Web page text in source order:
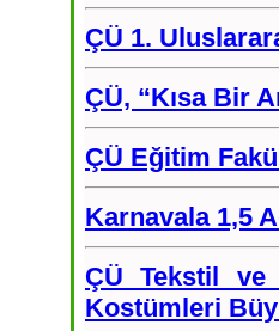
ÇÜ 1.
ÇÜ, “Kısa Bir
ÇÜ Eğitim
Karnavala 1,5
ÇÜ Tekstil ve
Kostümleri